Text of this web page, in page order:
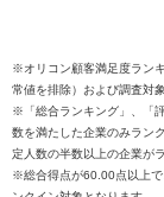
※オリコン顧客満足度ラン
常値を排除）および調査対
※「総合ランキング」、「
数を満たした企業のみラン
定人数の半数以上の企業が
※総合得点が60.00点以上で